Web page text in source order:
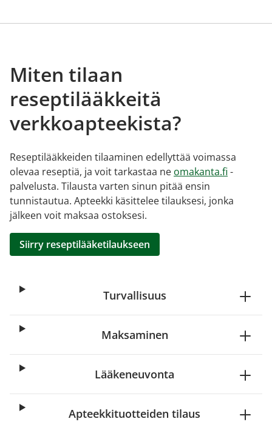
Miten tilaan
reseptilääkkeitä
verkkoapteekista?
Reseptilääkkeiden tilaaminen edellyttää voimassa
olevaa reseptiä, ja voit tarkastaa ne omakanta.fi -
palvelusta. Tilausta varten sinun pitää ensin
tunnistautua. Apteekki käsittelee tilauksesi, jonka
jälkeen voit maksaa ostoksesi.
Siirry reseptilääketilaukseen
Turvallisuus
Maksaminen
Lääkeneuvonta
Apteekkituotteiden tilaus